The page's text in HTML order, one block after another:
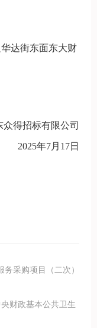
达街东面东大财
众得招标有限公司
2025年7月 17日
采购项目（二次）
财政基本公共卫生